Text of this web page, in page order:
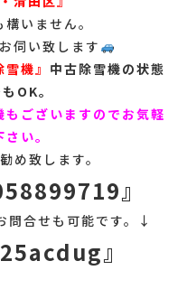
いません。
伺い致します
機』 中古除雪機の状態
OK。
ございますのでお気軽
い。
め致します。
』
問合せも可能です。↓
』